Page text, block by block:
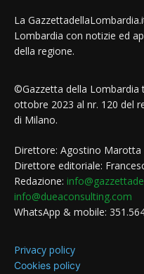
La
Lombardia con notizie ed
della regione.
©Gazzetta della Lombardia
ottobre 2023 al nr. 120 del
di Milano.
Direttore: Agostino Marotta
Direttore editoriale:
Redazione:
info@dueaconsulting.com
WhatsApp & mobile:
Privacy policy
Cookies policy